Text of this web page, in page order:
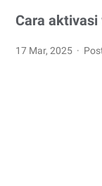
Cara aktivasi
17 Mar, 2025